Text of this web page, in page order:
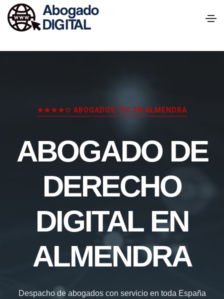
★★★★✩ ABOGADOS TIC EN ALMENDRA
ABOGADO DE
DERECHO
DIGITAL EN
ALMENDRA
Despacho de abogados con servicio en toda España